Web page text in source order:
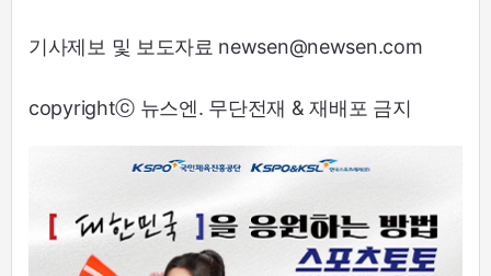
기사제보 및 보도자료 newsen@newsen.com
copyrightⓒ 뉴스엔. 무단전재 & 재배포 금지